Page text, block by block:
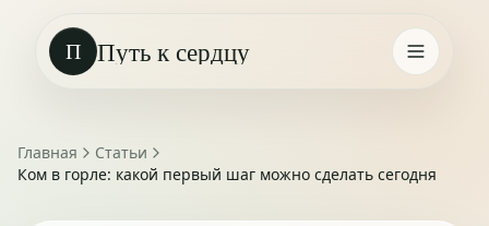
П Путь к сердцу
Главная
Статьи
Ком в горле: какой первый шаг можно сделать сегодня